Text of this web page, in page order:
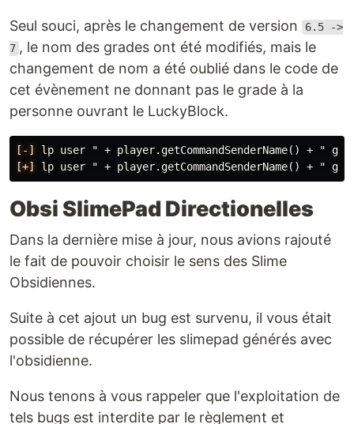
Seul souci, après le changement de version
6.5 ->
7 , le nom des grades ont été modifiés, mais le
changement de nom a été oublié dans le code de
cet évènement ne donnant pas le grade à la
personne ouvrant le LuckyBlock.
[-]
[+]
Obsi SlimePad Directionelles
Dans la dernière mise à jour, nous avions rajouté
le fait de pouvoir choisir le sens des Slime
Obsidiennes.
Suite à cet ajout un bug est survenu, il vous était
possible de récupérer les slimepad générés avec
l'obsidienne.
Nous tenons à vous rappeler que l'exploitation de
tels bugs est interdite par le règlement et